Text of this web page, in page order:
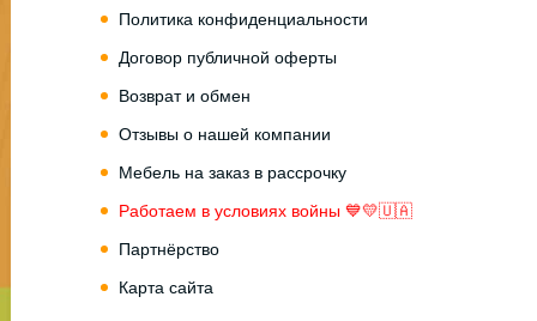
Политика конфиденциальности
Договор публичной оферты
Возврат и обмен
Отзывы о нашей компании
Мебель на заказ в рассрочку
Работаем в условиях войны 💙💛🇺🇦
Партнёрство
Карта сайта